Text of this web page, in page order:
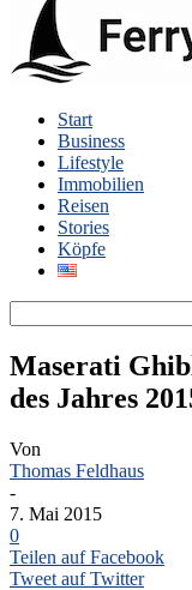
Start
Business
Lifestyle
Immobilien
Reisen
Stories
Köpfe
Maserati
des Jahres
Von
Thomas Feldhaus
-
7. Mai 2015
0
Teilen auf Facebook
Tweet auf Twitter